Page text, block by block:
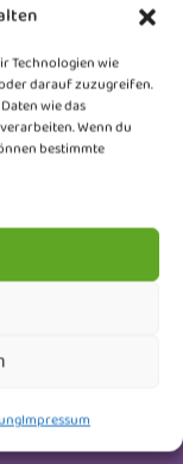
Technologien wie
darauf zuzugreifen.
wie das
Wenn du
bestimmte
Impressum
rund um
Kitten-
Infos.